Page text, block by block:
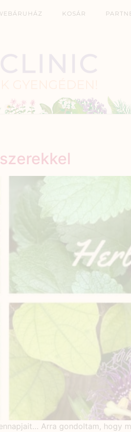
KOSÁR
Arra gondoltam, hogy